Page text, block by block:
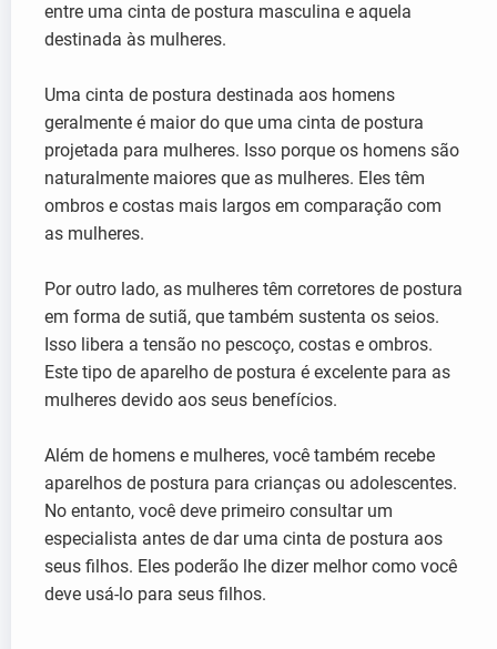
entre uma cinta de postura masculina e aquela
destinada às mulheres.
Uma cinta de postura destinada aos homens
geralmente é maior do que uma cinta de postura
projetada para mulheres. Isso porque os homens são
naturalmente maiores que as mulheres. Eles têm
ombros e costas mais largos em comparação com
as mulheres.
Por outro lado, as mulheres têm corretores de postura
em forma de sutiã, que também sustenta os seios.
Isso libera a tensão no pescoço, costas e ombros.
Este tipo de aparelho de postura é excelente para as
mulheres devido aos seus benefícios.
Além de homens e mulheres, você também recebe
aparelhos de postura para crianças ou adolescentes.
No entanto, você deve primeiro consultar um
especialista antes de dar uma cinta de postura aos
seus filhos. Eles poderão lhe dizer melhor como você
deve usá-lo para seus filhos.